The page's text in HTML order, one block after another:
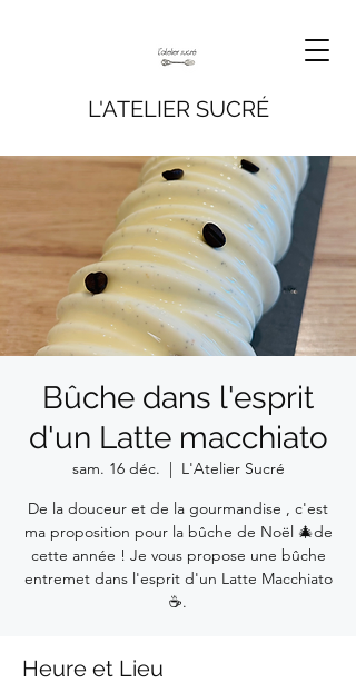
L'ATELIER SUCRÉ
Bûche dans l'esprit
d'un Latte macchiato
sam. 16 déc.
  |
L'Atelier Sucré
De la douceur et de la gourmandise , c'est
ma proposition pour la bûche de Noël 🎄de
cette année ! Je vous propose une bûche
entremet dans l'esprit d'un Latte Macchiato
☕.
Heure et Lieu